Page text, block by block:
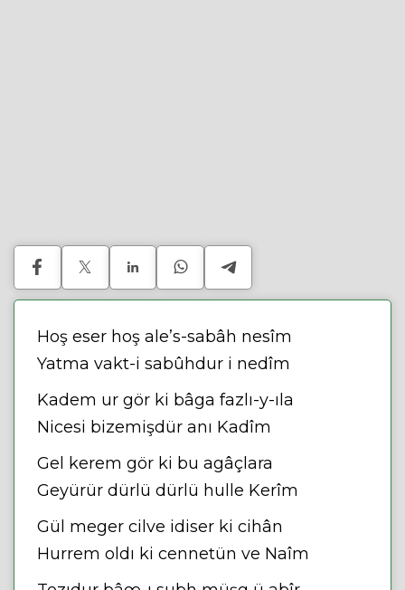
Hoş eser hoş ale’s-sabâh nesîm
Yatma vakt-i sabûhdur i nedîm
Kadem ur gör ki bâga fazlı-y-ıla
Nicesi bizemişdür anı Kadîm
Gel kerem gör ki bu agâçlara
Geyürür dürlü dürlü hulle Kerîm
Gül meger cilve idiser ki cihân
Hurrem oldı ki cennetün ve Naîm